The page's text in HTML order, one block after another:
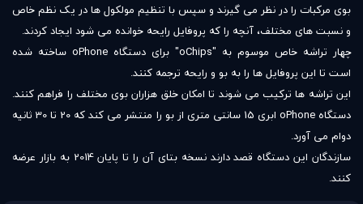
بوی مرکبات را در نظر می گیرند و سپس با تنظیم مولکول ها در یک نظم خاص
و نسبت های مختلف، آنچه را که پروفایل رایحه خوانده می شود ایجاد کردند.
چهار تراشه خاص موسوم به "oChips" برای دستگاه oPhone ساخته شده
است تا این پروفایل ها را به بو و رایحه ترجمه کنند.
این تراشه ها ترکیب می شوند تا امکان خلق هزاران بوی مختلف را فراهم کنند.
دستگاه oPhone ابری 15 سانتی متری از بو را منتشر می کند که 20 تا 30 ثانیه
دوام می آورد.
سازندگان این دستگاه قصد دارند نسخه بتای آن را تا پایان 2014 به بازار عرضه
کنند.